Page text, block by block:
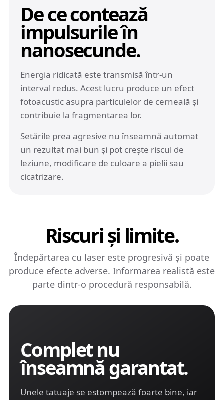
De ce contează
impulsurile în
nanosecunde.
Energia ridicată este transmisă într-un
interval redus. Acest lucru produce un efect
fotoacustic asupra particulelor de cerneală și
contribuie la fragmentarea lor.
Setările prea agresive nu înseamnă automat
un rezultat mai bun și pot crește riscul de
leziune, modificare de culoare a pielii sau
cicatrizare.
Riscuri și limite.
Îndepărtarea cu laser este progresivă și poate
produce efecte adverse. Informarea realistă este
parte dintr-o procedură responsabilă.
Complet nu
înseamnă garantat.
Unele tatuaje se estompează foarte bine, iar